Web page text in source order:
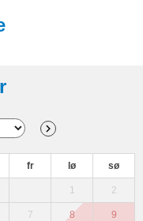
fr lø sø
1 2
7 8 9